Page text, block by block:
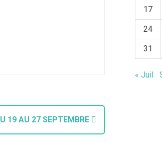
19 AU 27 SEPTEMBRE
17
24
31
« Juil